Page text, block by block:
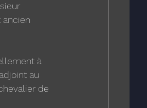
ancien
à
au
de